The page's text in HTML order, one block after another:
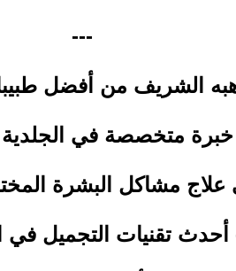
---
هبه الشريف من أفضل
متخصصة في الجلدية
علاج مشاكل البشرة
أحدث تقنيات التجميل في